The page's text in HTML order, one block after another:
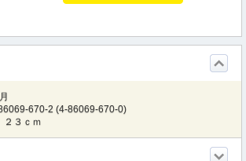
670-2 (4-86069-670-0)
３ｃｍ